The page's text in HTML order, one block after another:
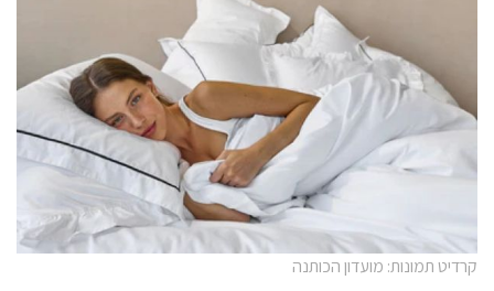
קרדיט תמונות: מועדון הכותנה